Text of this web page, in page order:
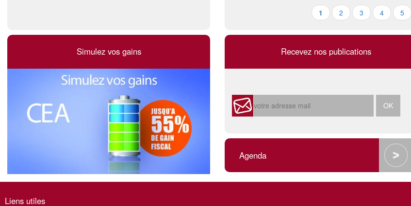
1 2 3 4 5
Simulez vos gains Recevez nos publications
Agenda
Liens utiles